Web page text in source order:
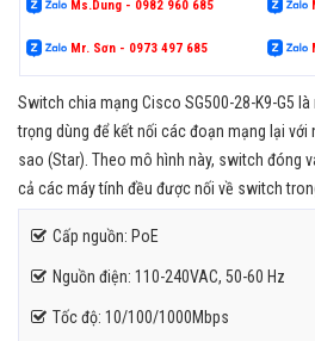
Ms.Dung - 0982 960 685
Mr. Sơn - 0973 497 685
Switch chia mạng Cisco SG500-28-K9-G5
trọng dùng để kết nối các đoạn mạng lại
sao (Star). Theo mô hình này, switch đóng
cả các máy tính đều được nối về switch
Cấp nguồn: PoE
Nguồn điện: 110-240VAC, 50-60 Hz
Tốc độ: 10/100/1000Mbps